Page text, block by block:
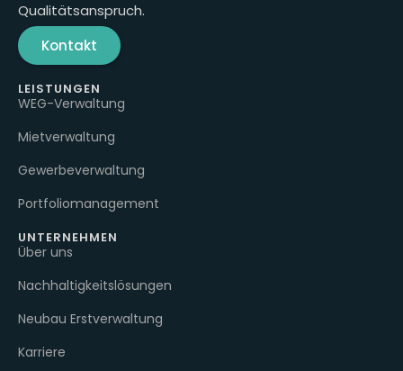
Qualitätsanspruch.
Kontakt
LEISTUNGEN
WEG-Verwaltung
Mietverwaltung
Gewerbeverwaltung
Portfoliomanagement
UNTERNEHMEN
Über uns
Nachhaltigkeitslösungen
Neubau Erstverwaltung
Karriere